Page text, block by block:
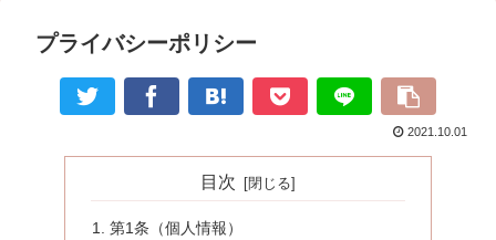
プライバシーポリシー
2021.10.01
目次
第1条（個人情報）